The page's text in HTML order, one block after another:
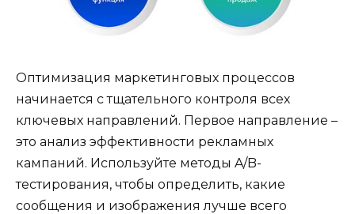
Оптимизация маркетинговых процессов
начинается с тщательного контроля всех
ключевых направлений. Первое направление –
это анализ эффективности рекламных
кампаний. Используйте методы A/B-
тестирования, чтобы определить, какие
сообщения и изображения лучше всего